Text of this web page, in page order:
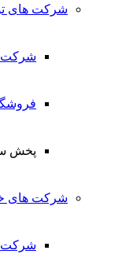
شرکت های
شرکت
پخش
شرکت های
شرکت